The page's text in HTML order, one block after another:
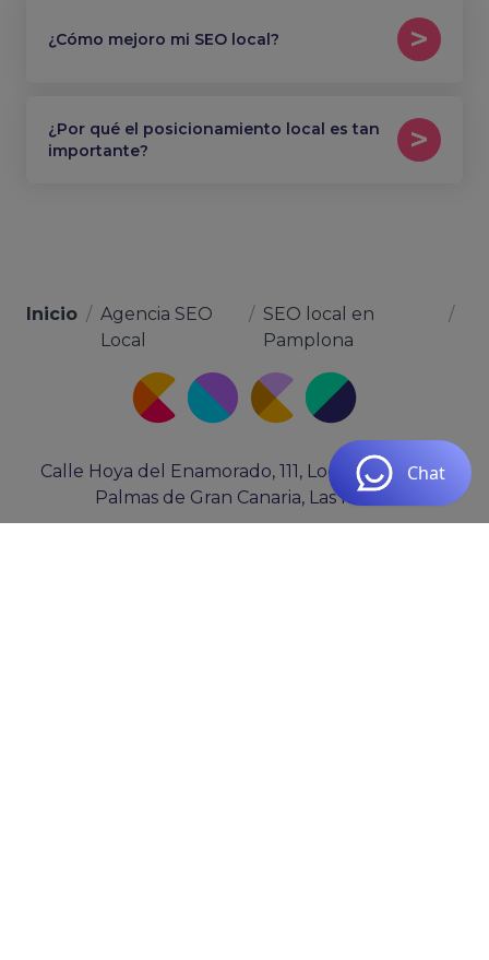
¿Cómo mejoro mi SEO local?
¿Por qué el posicionamiento local es tan
importante?
Inicio / Agencia SEO
Local
/ SEO local en
Pamplona
/
Calle Hoya del Enamorado, 111, Local 3, 35019 Las
Palmas de Gran Canaria, Las Palmas